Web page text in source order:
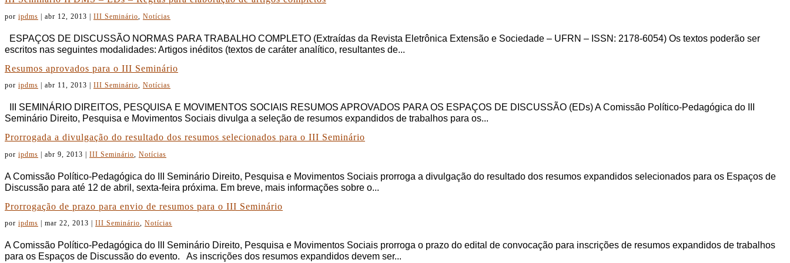
por ipdms | abr 12, 2013 | III Seminário Notícias
ESPAÇOS DE DISCUSSÃO NORMAS PARA TRABALHO COMPLETO (Extraídas da Revista Eletrônica Extensão e Sociedade – UFRN – ISSN: 2178-6054) Os textos poderão ser
escritos nas seguintes modalidades: Artigos inéditos (textos de caráter analítico, resultantes de...
Resumos aprovados para o III Seminário
por ipdms abr 11, 2013 III Seminário, Notícias
III SEMINÁRIO DIREITOS, PESQUISA E MOVIMENTOS SOCIAIS RESUMOS APROVADOS PARA OS ESPAÇOS DE DISCUSSÃO (EDs) A Comissão Político-Pedagógica do III
Seminário Direito, Pesquisa e Movimentos Sociais divulga a seleção de resumos expandidos de trabalhos para os...
Prorrogada a divulgação do resultado dos resumos selecionados para o III Seminário
por ipdms | abr 9, 2013 | III Seminário Notícias
A Comissão Político-Pedagógica do III Seminário Direito, Pesquisa e Movimentos Sociais prorroga a divulgação do resultado dos resumos expandidos selecionados para os Espaços de
Discussão para até 12 de abril, sexta-feira próxima. Em breve, mais informações sobre o...
Prorrogação de prazo para envio de resumos para o III Seminário
por ipdms mar 22, 2013 III Seminário, Notícias
A Comissão Político-Pedagógica do III Seminário Direito, Pesquisa e Movimentos Sociais prorroga o prazo do edital de convocação para inscrições de resumos expandidos de trabalhos
para os Espaços de Discussão do evento. As inscrições dos resumos expandidos devem ser...